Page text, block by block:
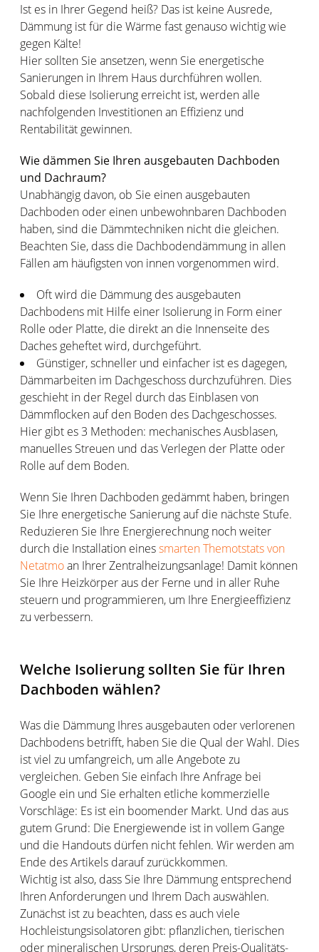
Ist es in Ihrer Gegend heiß? Das ist keine Ausrede,
Dämmung ist für die Wärme fast genauso wichtig wie
gegen Kälte!
Hier sollten Sie ansetzen, wenn Sie energetische
Sanierungen in Ihrem Haus durchführen wollen.
Sobald diese Isolierung erreicht ist, werden alle
nachfolgenden Investitionen an Effizienz und
Rentabilität gewinnen.
Wie dämmen Sie Ihren ausgebauten Dachboden
und Dachraum?
Unabhängig davon, ob Sie einen ausgebauten
Dachboden oder einen unbewohnbaren Dachboden
haben, sind die Dämmtechniken nicht die gleichen.
Beachten Sie, dass die Dachbodendämmung in allen
Fällen am häufigsten von innen vorgenommen wird.
Oft wird die Dämmung des ausgebauten
Dachbodens mit Hilfe einer Isolierung in Form einer
Rolle oder Platte, die direkt an die Innenseite des
Daches geheftet wird, durchgeführt.
Günstiger, schneller und einfacher ist es dagegen,
Dämmarbeiten im Dachgeschoss durchzuführen. Dies
geschieht in der Regel durch das Einblasen von
Dämmflocken auf den Boden des Dachgeschosses.
Hier gibt es 3 Methoden: mechanisches Ausblasen,
manuelles Streuen und das Verlegen der Platte oder
Rolle auf dem Boden.
Wenn Sie Ihren Dachboden gedämmt haben, bringen
Sie Ihre energetische Sanierung auf die nächste Stufe.
Reduzieren Sie Ihre Energierechnung noch weiter
durch die Installation einessmarten Themotstats von
Netatmoan Ihrer Zentralheizungsanlage! Damit können
Sie Ihre Heizkörper aus der Ferne und in aller Ruhe
steuern und programmieren, um Ihre Energieeffizienz
zu verbessern.
Welche Isolierung sollten Sie für Ihren
Dachboden wählen?
Was die Dämmung Ihres ausgebauten oder verlorenen
Dachbodens betrifft, haben Sie die Qual der Wahl. Dies
ist viel zu umfangreich, um alle Angebote zu
vergleichen. Geben Sie einfach Ihre Anfrage bei
Google ein und Sie erhalten etliche kommerzielle
Vorschläge: Es ist ein boomender Markt. Und das aus
gutem Grund: Die Energiewende ist in vollem Gange
und die Handouts dürfen nicht fehlen. Wir werden am
Ende des Artikels darauf zurückkommen.
Wichtig ist also, dass Sie Ihre Dämmung entsprechend
Ihren Anforderungen und Ihrem Dach auswählen.
Zunächst ist zu beachten, dass es auch viele
Hochleistungsisolatoren gibt: pflanzlichen, tierischen
oder mineralischen Ursprungs, deren Preis-Qualitäts-